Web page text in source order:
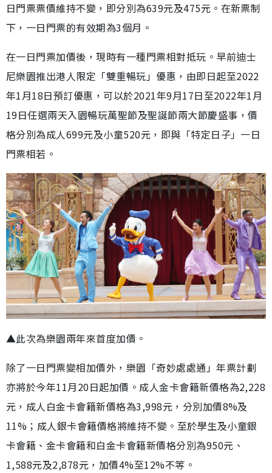
日門票票價維持不變，即分別為639元及475元。在新票制
下，一日門票的有效期為3個月。
在一日門票加價後，現時有一種門票相對抵玩。早前迪士
尼樂園推出港人限定「雙重暢玩」優惠，由即日起至2022
年1月18日預訂優惠，可以於2021年9月17日至2022年1月
19日任選兩天入園暢玩萬聖節及聖誕節兩大節慶盛事，價
格分別為成人699元及小童520元，即與「特定日子」一日
門票相若。
▲此次為樂園兩年來首度加價。
除了一日門票變相加價外，樂園「奇妙處處通」年票計劃
亦將於今年11月20日起加價。成人金卡會籍新價格為2,228
元，成人白金卡會籍新價格為3,998元，分別加價8%及
11%；成人銀卡會籍價格將維持不變。至於學生及小童銀
卡會籍、金卡會籍和白金卡會籍新價格分別為950元、
1,588元及2,878元，加價4%至12%不等。